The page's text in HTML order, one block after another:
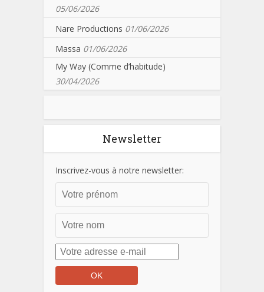
05/06/2026
Nare Productions 01/06/2026
Massa 01/06/2026
My Way (Comme d’habitude)
30/04/2026
Newsletter
Inscrivez-vous à notre newsletter: